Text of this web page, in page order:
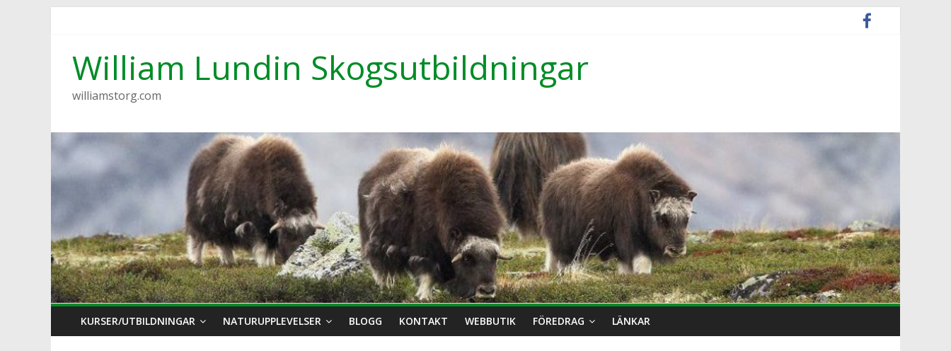
William Lundin Skogsutbildningar
williamstorg.com
KURSER/UTBILDNINGAR NATURUPPLEVELSER BLOGG KONTAKT WEBBUTIK FÖREDRAG LÄNKAR